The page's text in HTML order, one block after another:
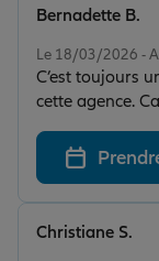
Le 18/03/2026 -
C’est toujours
cette agence.
l’écoute. C’est
Bernadette B.
Christiane S.